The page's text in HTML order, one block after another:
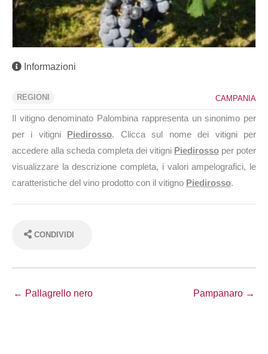
Informazioni
REGIONI CAMPANIA
Il vitigno denominato Palombina rappresenta un sinonimo per
per i vitigni Piedirosso. Clicca sul nome dei vitigni per
accedere alla scheda completa dei vitigni Piedirosso per poter
visualizzare la descrizione completa, i valori ampelografici, le
caratteristiche del vino prodotto con il vitigno Piedirosso.
CONDIVIDI
← Pallagrello nero Pampanaro →